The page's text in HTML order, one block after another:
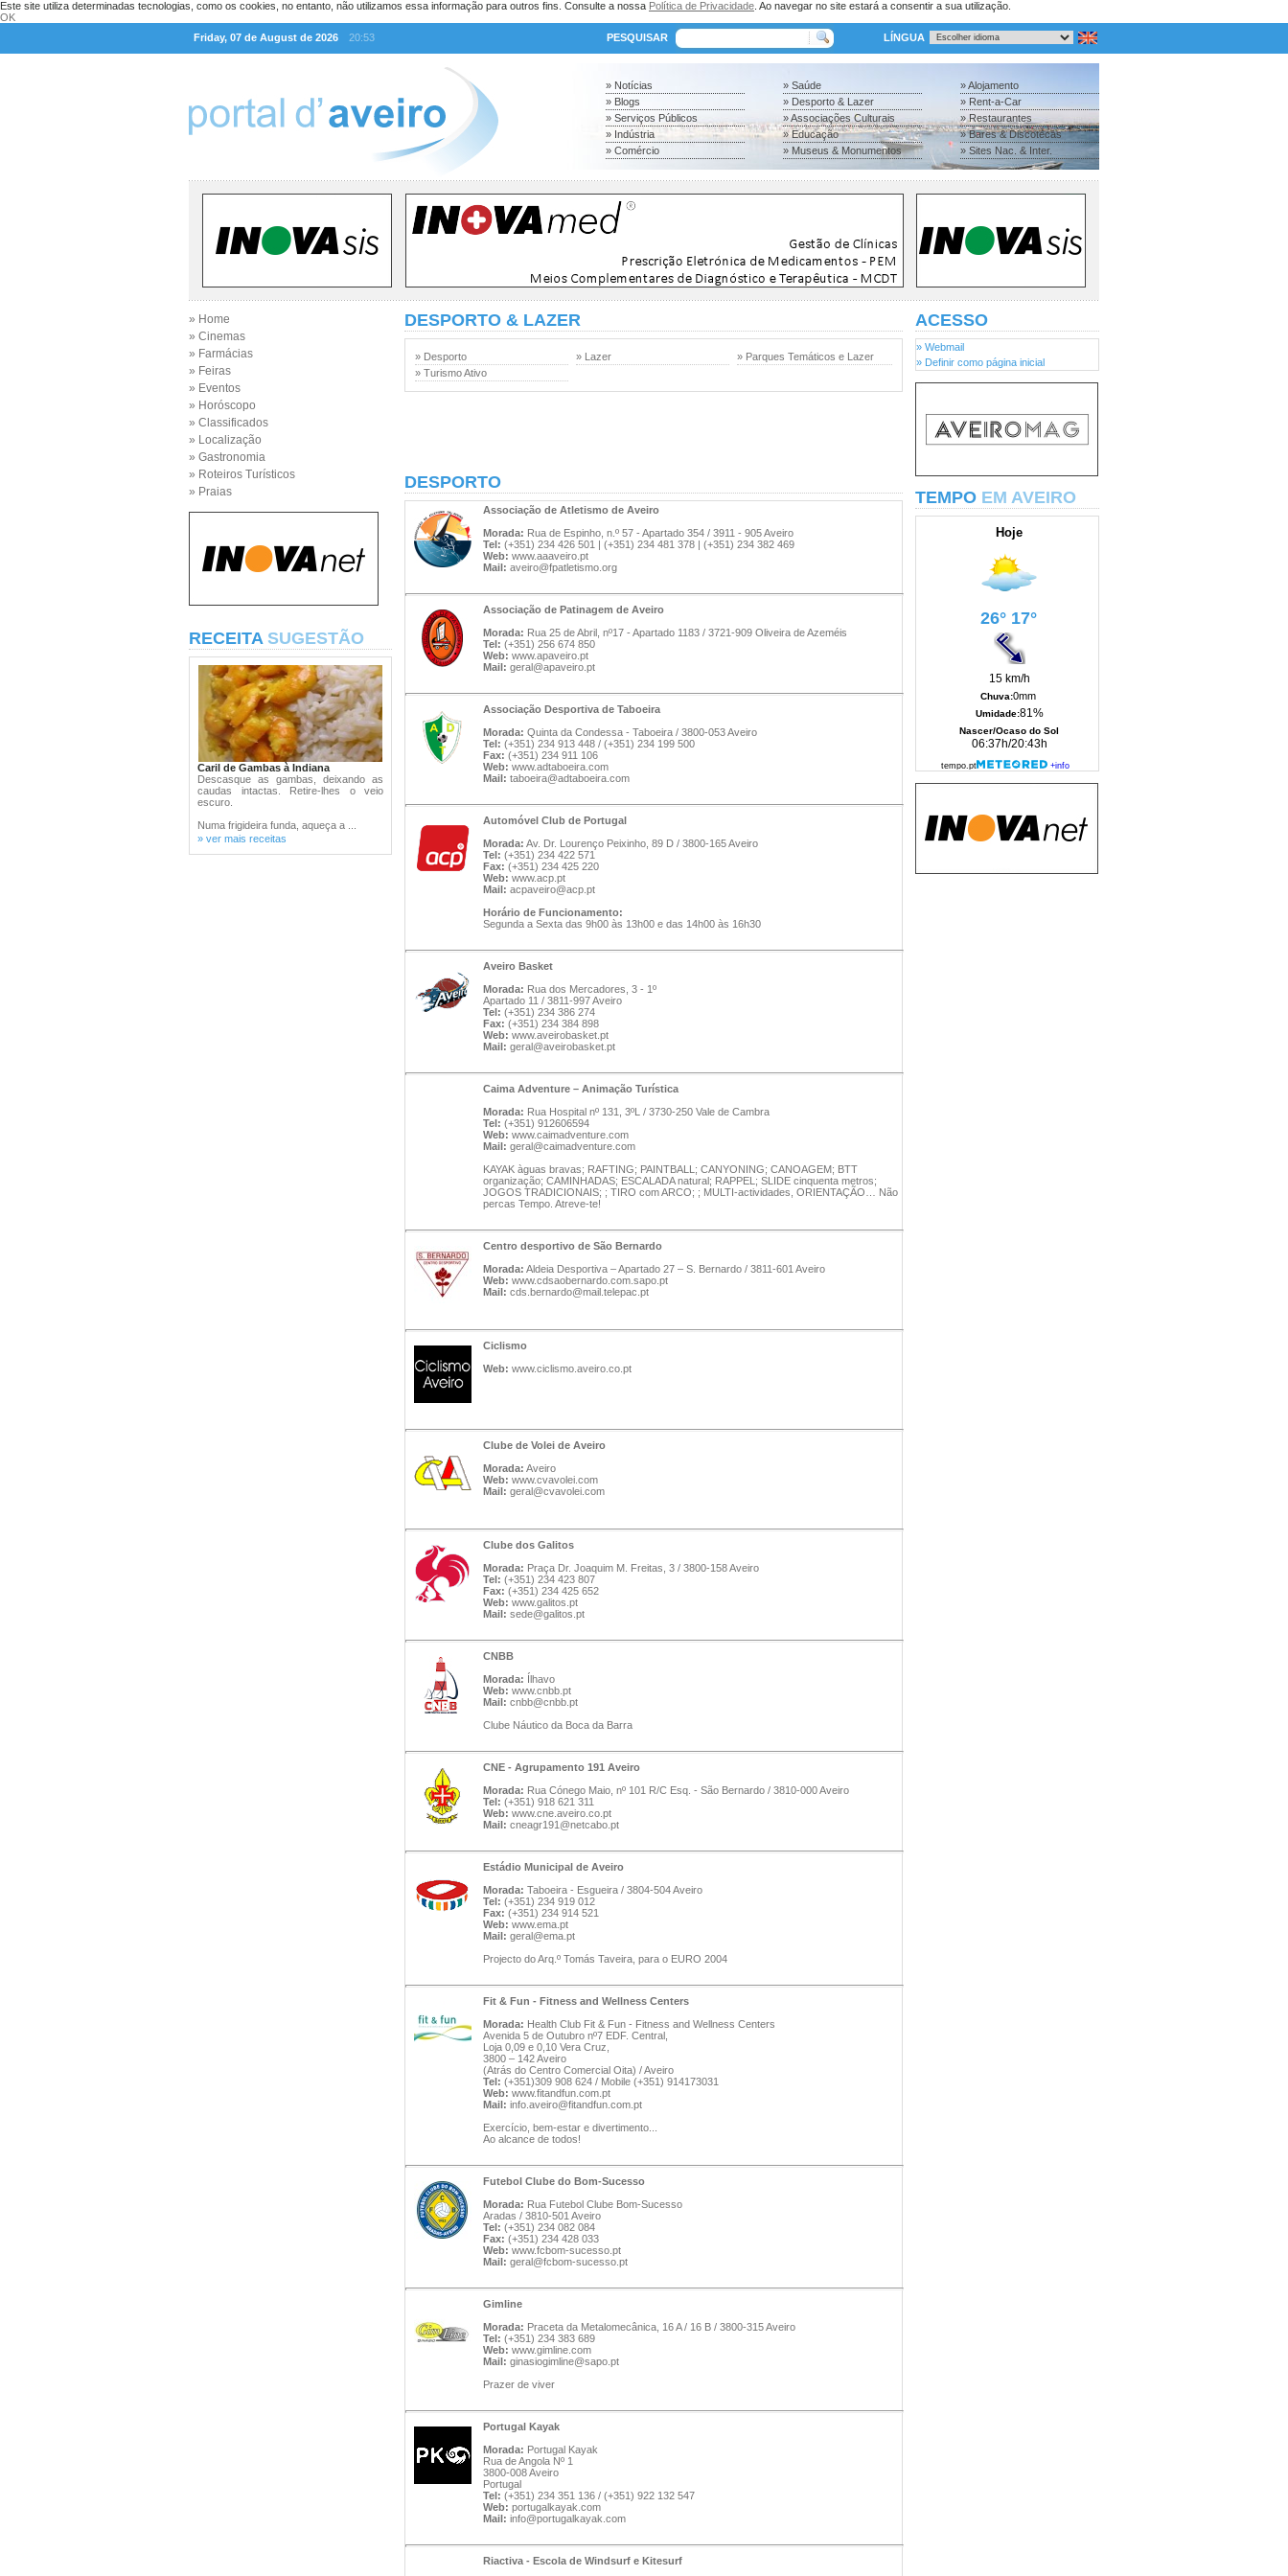
Este site utiliza determinadas tecnologias, como os cookies, no entanto, não utilizamos essa informação para outros fins. Consulte a nossa Política de Privacidade . Ao navegar no site estará a consentir a sua utilização.
OK
Friday, 07 de August de 2026
20:53 PESQUISAR LÍNGUA
» Notícias
» Blogs
» Serviços Públicos
» Indústria
» Comércio
» Saúde
» Desporto & Lazer
» Associações Culturais
» Educação
» Museus & Monumentos
» Alojamento
» Rent-a-Car
» Restaurantes
» Bares & Discotecas
» Sites Nac. & Inter.
» Home
» Cinemas
» Farmácias
» Feiras
» Eventos
» Horóscopo
» Classificados
» Localização
» Gastronomia
» Roteiros Turísticos
» Praias
RECEITA SUGESTÃO
Caril de Gambas à Indiana
Descasque as gambas, deixando as
caudas intactas. Retire-lhes o veio
escuro.
Numa frigideira funda, aqueça a ...
» ver mais receitas
DESPORTO & LAZER
» Desporto » Lazer
» Parques Temáticos e Lazer
» Turismo Ativo
DESPORTO
Associação de Atletismo de Aveiro
Morada: Rua de Espinho, n.º 57 - Apartado 354 / 3911 - 905 Aveiro
Tel: (+351) 234 426 501 | (+351) 234 481 378 | (+351) 234 382 469
Web: www.aaaveiro.pt
Mail: aveiro@fpatletismo.org
Associação de Patinagem de Aveiro
Morada: Rua 25 de Abril, nº17 - Apartado 1183 / 3721-909 Oliveira de Azeméis
Tel: (+351) 256 674 850
Web: www.apaveiro.pt
Mail: geral@apaveiro.pt
Associação Desportiva de Taboeira
Morada: Quinta da Condessa - Taboeira / 3800-053 Aveiro
Tel: (+351) 234 913 448 / (+351) 234 199 500
Fax: (+351) 234 911 106
Web: www.adtaboeira.com
Mail: taboeira@adtaboeira.com
Automóvel Club de Portugal
Morada: Av. Dr. Lourenço Peixinho, 89 D / 3800-165 Aveiro
Tel: (+351) 234 422 571
Fax: (+351) 234 425 220
Web: www.acp.pt
Mail: acpaveiro@acp.pt
Horário de Funcionamento:
Segunda a Sexta das 9h00 às 13h00 e das 14h00 às 16h30
Aveiro Basket
Morada: Rua dos Mercadores, 3 - 1º
Apartado 11 / 3811-997 Aveiro
Tel: (+351) 234 386 274
Fax: (+351) 234 384 898
Web: www.aveirobasket.pt
Mail: geral@aveirobasket.pt
Caima Adventure – Animação Turística
Morada: Rua Hospital nº 131, 3ºL / 3730-250 Vale de Cambra
Tel: (+351) 912606594
Web: www.caimadventure.com
Mail: geral@caimadventure.com
KAYAK àguas bravas; RAFTING; PAINTBALL; CANYONING; CANOAGEM; BTT
organização; CAMINHADAS; ESCALADA natural; RAPPEL; SLIDE cinquenta metros;
JOGOS TRADICIONAIS; ; TIRO com ARCO; ; MULTI-actividades, ORIENTAÇÃO… Não
percas Tempo. Atreve-te!
Centro desportivo de São Bernardo
Morada: Aldeia Desportiva – Apartado 27 – S. Bernardo / 3811-601 Aveiro
Web: www.cdsaobernardo.com.sapo.pt
Mail: cds.bernardo@mail.telepac.pt
Ciclismo
Web: www.ciclismo.aveiro.co.pt
Clube de Volei de Aveiro
Morada: Aveiro
Web: www.cvavolei.com
Mail: geral@cvavolei.com
Clube dos Galitos
Morada: Praça Dr. Joaquim M. Freitas, 3 / 3800-158 Aveiro
Tel: (+351) 234 423 807
Fax: (+351) 234 425 652
Web: www.galitos.pt
Mail: sede@galitos.pt
CNBB
Morada: Ílhavo
Web: www.cnbb.pt
Mail: cnbb@cnbb.pt
Clube Náutico da Boca da Barra
CNE - Agrupamento 191 Aveiro
Morada: Rua Cónego Maio, nº 101 R/C Esq. - São Bernardo / 3810-000 Aveiro
Tel: (+351) 918 621 311
Web: www.cne.aveiro.co.pt
Mail: cneagr191@netcabo.pt
Estádio Municipal de Aveiro
Morada: Taboeira - Esgueira / 3804-504 Aveiro
Tel: (+351) 234 919 012
Fax: (+351) 234 914 521
Web: www.ema.pt
Mail: geral@ema.pt
Projecto do Arq.º Tomás Taveira, para o EURO 2004
Fit & Fun - Fitness and Wellness Centers
Morada: Health Club Fit & Fun - Fitness and Wellness Centers
Avenida 5 de Outubro nº7 EDF. Central,
Loja 0,09 e 0,10 Vera Cruz,
3800 – 142 Aveiro
(Atrás do Centro Comercial Oita) / Aveiro
Tel: (+351)309 908 624 / Mobile (+351) 914173031
Web: www.fitandfun.com.pt
Mail: info.aveiro@fitandfun.com.pt
Exercício, bem-estar e divertimento...
Ao alcance de todos!
Futebol Clube do Bom-Sucesso
Morada: Rua Futebol Clube Bom-Sucesso
Aradas / 3810-501 Aveiro
Tel: (+351) 234 082 084
Fax: (+351) 234 428 033
Web: www.fcbom-sucesso.pt
Mail: geral@fcbom-sucesso.pt
Gimline
Morada: Praceta da Metalomecânica, 16 A / 16 B / 3800-315 Aveiro
Tel: (+351) 234 383 689
Web: www.gimline.com
Mail: ginasiogimline@sapo.pt
Prazer de viver
Portugal Kayak
Morada: Portugal Kayak
Rua de Angola Nº 1
3800-008 Aveiro
Portugal
Tel: (+351) 234 351 136 / (+351) 922 132 547
Web: portugalkayak.com
Mail: info@portugalkayak.com
Riactiva - Escola de Windsurf e Kitesurf
ACESSO
» Webmail
» Definir como página inicial
TEMPO EM AVEIRO